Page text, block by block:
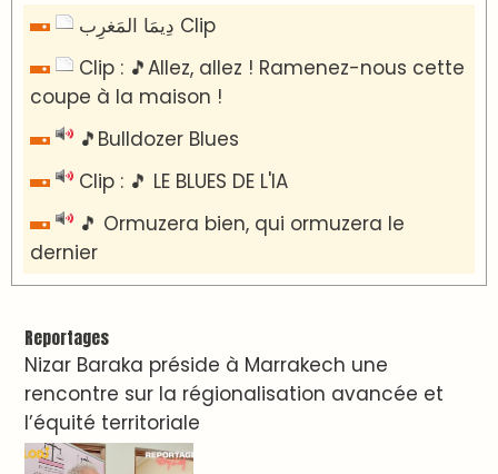
دِيمَا المَغرِب Clip
Clip : 🎵Allez, allez ! Ramenez-nous cette
coupe à la maison !
🎵Bulldozer Blues
Clip : 🎵 LE BLUES DE L'IA
🎵 Ormuzera bien, qui ormuzera le
dernier
Reportages
Nizar Baraka préside à Marrakech une
rencontre sur la régionalisation avancée et
l’équité territoriale